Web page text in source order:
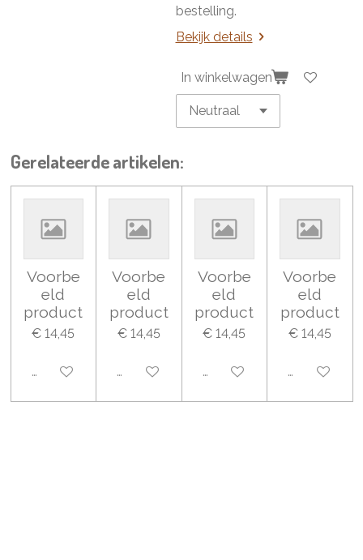
bestelling.
Bekijk details
In winkelwagen
Gerelateerde artikelen:
Voorbe
eld
product
€ 14,45
Uitgeschakeld
Voorbe
eld
product
€ 14,45
Uitgeschakeld
Voorbe
eld
product
€ 14,45
Uitgeschakeld
Voorbe
eld
product
€ 14,45